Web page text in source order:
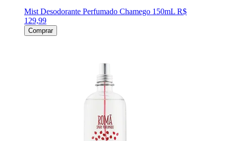
Mist Desodorante Perfumado Chamego 150mL R$
129,99
Comprar